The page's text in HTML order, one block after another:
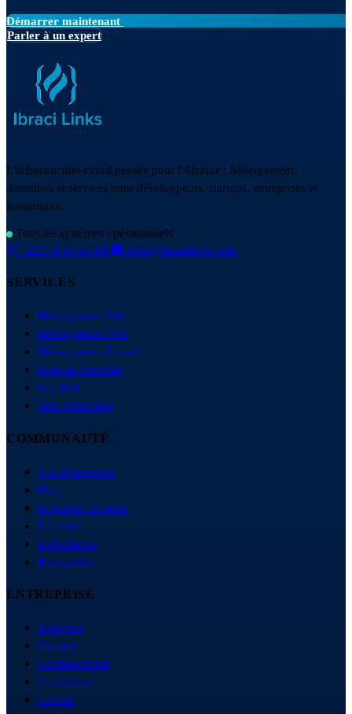
Démarrer maintenant
Parler à un expert
L'infrastructure cloud pensée pour l'Afrique : hébergement,
domaines et services pour développeurs, startups, entreprises et
institutions.
Tous les systèmes opérationnels
+223 78 61 61 94
hello@ibracilinks.com
SERVICES
Hébergement Web
Hébergement VPS
Hébergement E-mail
Nom de domaine
Site Web
SMS Marketing
COMMUNAUTÉ
Vue d'ensemble
Blog
Ils parlent de nous
Tutoriels
Événements
Ibracipedia
ENTREPRISE
À propos
Carrière
Confidentialité
Conditions
Contact